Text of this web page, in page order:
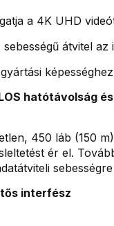
a 4K UHD
átvitel az
hatótávolság
450 láb (150
ér el.
interfész